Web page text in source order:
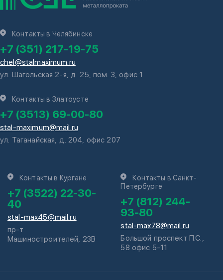
Контакты в Челябинске
+7 (351) 217-19-75
chel@stalmaximum.ru
ул. Шагольская 2-я, д. 25, пом. 3, офис 1
Контакты в Златоусте
+7 (3513) 69-00-80
stal-maximum@mail.ru
ул. Таганайская, д. 204, офис 207
Контакты в Кургане
+7 (3522) 22-30-
40
stal-max45@mail.ru
пр-т
Машиностроителей, 23В
Контакты в Санкт-
Петербурге
+7 (812) 244-
93-80
stal-max78@mail.ru
Большой проспект П.С.,
58 офис 5-11